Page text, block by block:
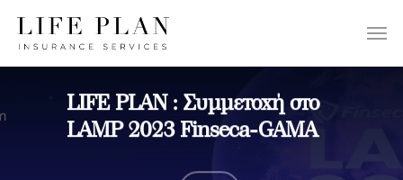
ΕΠΙΛΕΞΤΕ:
LIFE PLAN : Συμμετοχή στο
LAMP 2023 Finseca-GAMA